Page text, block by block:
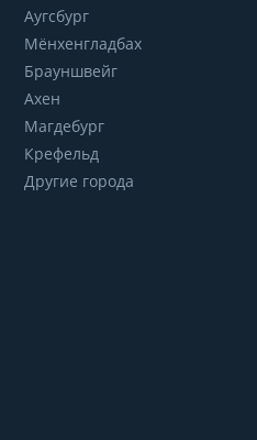
Аугсбург
Мёнхенгладбах
Брауншвейг
Ахен
Магдебург
Крефельд
Другие города